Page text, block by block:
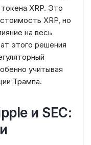
XRP. Это
XRP, но
на весь
этого решения
учитывая
Трампа.
и SEC: